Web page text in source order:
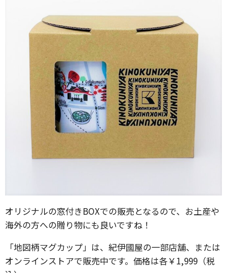
オリジナルの窓付きBOXでの販売となるので、お土産や
海外の方への贈り物にも良いですね！
「地図柄マグカップ」は、紀伊國屋の一部店舗、または
オンラインストアで販売中です。価格は各￥1,999（税